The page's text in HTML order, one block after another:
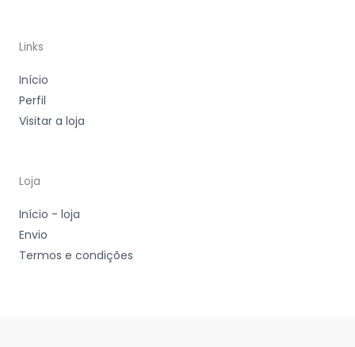
Links
Início
Perfil
Visitar a loja
Loja
Início - loja
Envio
Termos e condições